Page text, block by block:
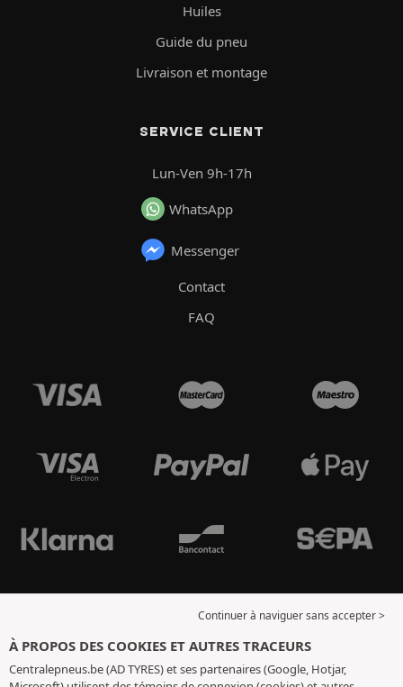
Huiles
Guide du pneu
Livraison et montage
SERVICE CLIENT
Lun-Ven 9h-17h
WhatsApp
Messenger
Contact
FAQ
Continuer à naviguer sans accepter >
À PROPOS DES COOKIES ET AUTRES TRACEURS
Centralepneus.be (AD TYRES) et ses partenaires (Google, Hotjar,